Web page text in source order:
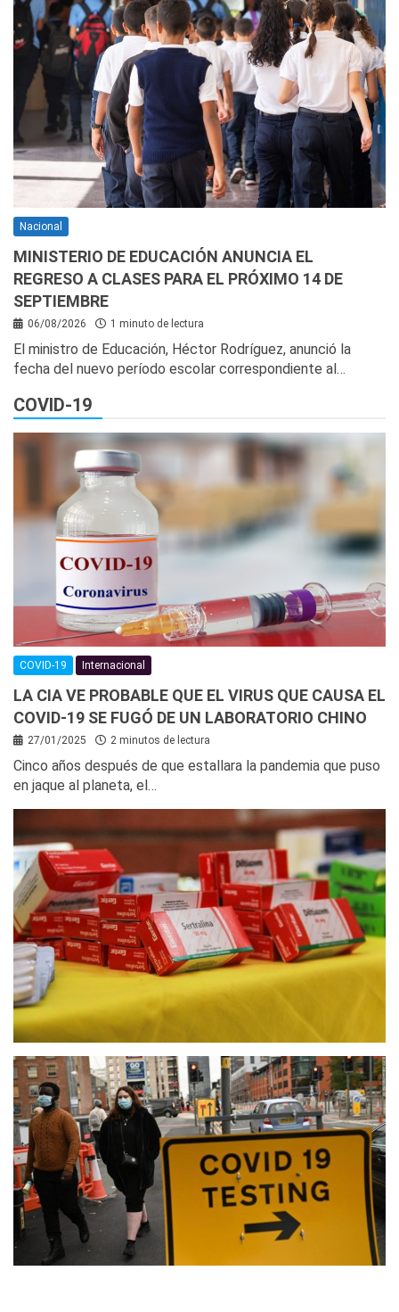
Nacional
MINISTERIO DE EDUCACIÓN ANUNCIA EL
REGRESO A CLASES PARA EL PRÓXIMO 14 DE
SEPTIEMBRE
06/08/2026 1 minuto de lectura
El ministro de Educación, Héctor Rodríguez, anunció la
fecha del nuevo período escolar correspondiente al…
COVID-19
COVID-19 Internacional
LA CIA VE PROBABLE QUE EL VIRUS QUE CAUSA EL
COVID-19 SE FUGÓ DE UN LABORATORIO CHINO
27/01/2025 2 minutos de lectura
Cinco años después de que estallara la pandemia que puso
en jaque al planeta, el…